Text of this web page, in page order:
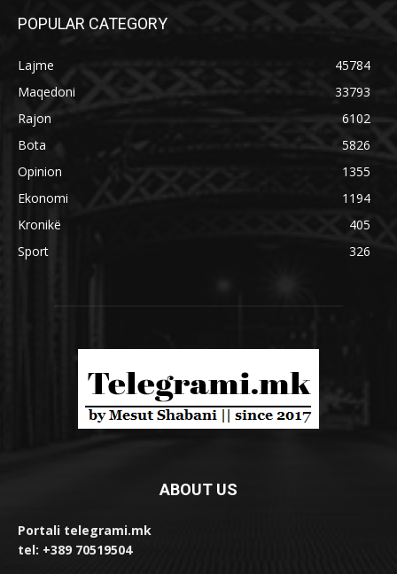
POPULAR CATEGORY
Lajme
45784
Maqedoni
33793
Rajon
6102
Bota
5826
Opinion
1355
Ekonomi
1194
Kronikë
405
Sport
326
ABOUT US
Portali telegrami.mk
tel: +389 70519504